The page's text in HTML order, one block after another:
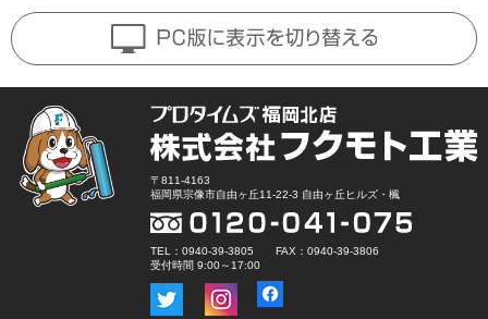
〒811-4163
福岡県宗像市自由ヶ丘11-22-3 自由ヶ丘ヒルズ・楓
TEL：0940-39-3805 FAX：0940-39-3806
受付時間 9:00～17:00